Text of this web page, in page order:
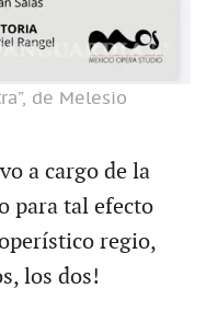
de Melesio
a cargo de la
para tal efecto
regio,
los dos!